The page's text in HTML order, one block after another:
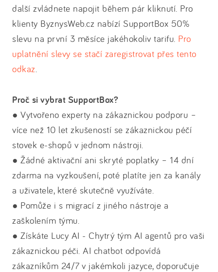
další zvládnete napojit během pár kliknutí. Pro
klienty ByznysWeb.cz nabízí SupportBox 50%
slevu na první 3 měsíce jakéhokoliv tarifu. Pro
uplatnění slevy se stačí zaregistrovat přes tento
odkaz.
Proč si vybrat SupportBox?
● Vytvořeno experty na zákaznickou podporu –
více než 10 let zkušeností se zákaznickou péčí
stovek e-shopů v jednom nástroji.
● Žádné aktivační ani skryté poplatky – 14 dní
zdarma na vyzkoušení, poté platíte jen za kanály
a uživatele, které skutečně využíváte.
● Pomůže i s migrací z jiného nástroje a
zaškolením týmu.
● Získáte Lucy AI - Chytrý tým AI agentů pro vaši
zákaznickou péči. AI chatbot odpovídá
zákazníkům 24/7 v jakémkoli jazyce, doporučuje